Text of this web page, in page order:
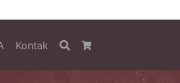
Kontak Search